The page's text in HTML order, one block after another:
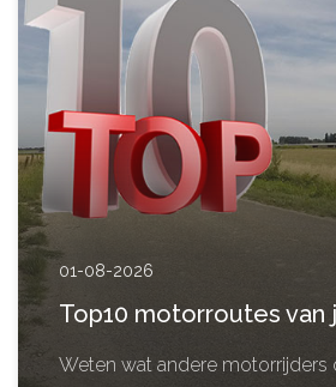
01-08-2026
Top10 motorroutes van
Weten wat andere motorrijders